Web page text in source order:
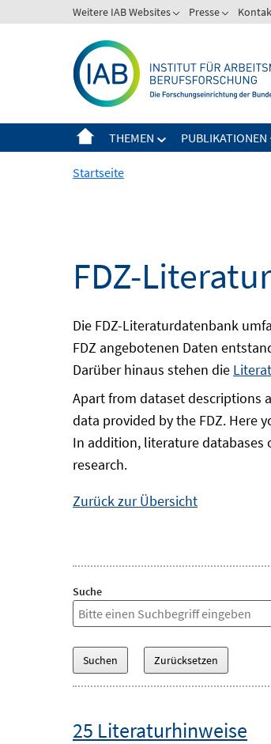
zum
Weitere IAB Websites Presse
THEMEN PUBLIKATIONEN
Startseite
FDZ-
Die FDZ-Literaturdatenbank
FDZ angebotenen Daten
Darüber hinaus stehen die
Apart from dataset descriptions
data provided by the FDZ. Here
In addition, literature databases
research.
Zurück zur Übersicht
Suche
25 Literaturhinweise